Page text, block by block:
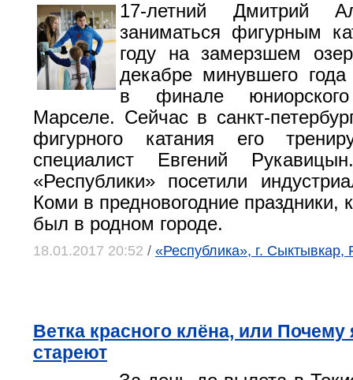
17-летний Дмитрий
заниматься фигурным
году на замерзшем
декабре минувшего года
в финале
Марселе. Сейчас в санкт-
фигурного катания его
специалист Евгений
«Республики» посетили
Коми в предновогодние праздники,
был в родном городе.
18.01.2017 20:52 / «Республика», г. Сыктывкар,
Ветка красного клёна, или
стареют